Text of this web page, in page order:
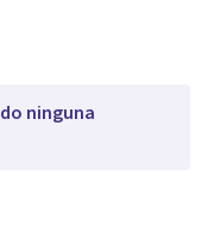
ninguna